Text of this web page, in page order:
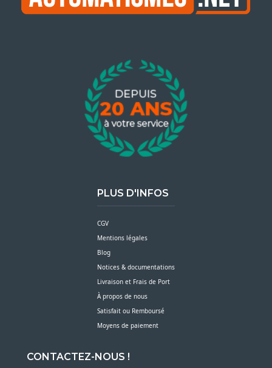
PLUS D'INFOS
CGV
Mentions légales
Blog
Notices & documentations
Livraison et Frais de Port
À propos de nous
Satisfait ou Remboursé
Moyens de paiement
CONTACTEZ-NOUS !